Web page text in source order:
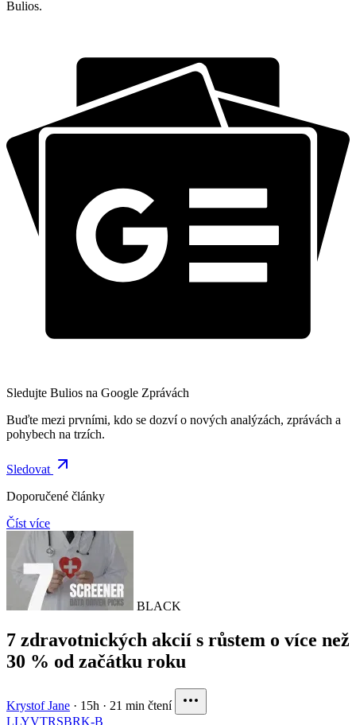
Bulios.
Sledujte Bulios na Google Zprávách
Buďte mezi prvními, kdo se dozví o nových analýzách, zprávách a
pohybech na trzích.
Sledovat
Doporučené články
Číst více
BLACK
7 zdravotnických akcií s růstem o více než
30 % od začátku roku
Krystof Jane · 15h · 21 min čtení
LLYVTRSBRK-B